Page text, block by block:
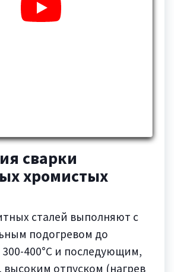
сварки
хромистых
сталей выполняют с
подогревом до
400°C и последующим,
высоким отпуском (нагрев